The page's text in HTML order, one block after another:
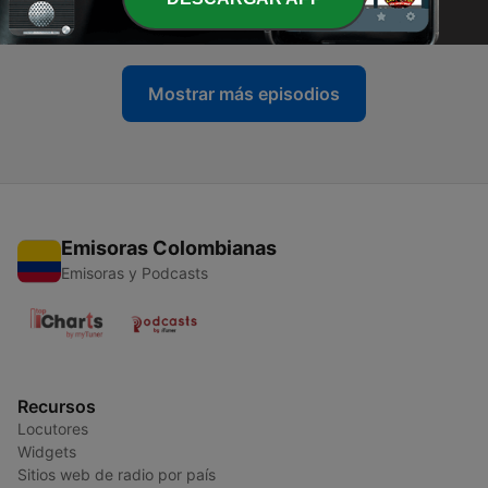
21 abr. 2026
Mostrar más episodios
Emisoras Colombianas
Emisoras y Podcasts
Recursos
Locutores
Widgets
Sitios web de radio por país